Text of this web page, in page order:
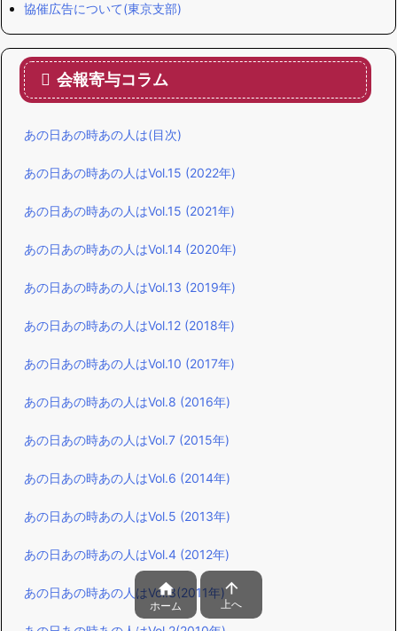
協催広告について(東京支部)
会報寄与コラム
あの日あの時あの人は(目次)
あの日あの時あの人はVol.15 (2022年)
あの日あの時あの人はVol.15 (2021年)
あの日あの時あの人はVol.14 (2020年)
あの日あの時あの人はVol.13 (2019年)
あの日あの時あの人はVol.12 (2018年)
あの日あの時あの人はVol.10 (2017年)
あの日あの時あの人はVol.8 (2016年)
あの日あの時あの人はVol.7 (2015年)
あの日あの時あの人はVol.6 (2014年)
あの日あの時あの人はVol.5 (2013年)
あの日あの時あの人はVol.4 (2012年)
あの日あの時あの人はVol.3(2011年)

ホーム

上へ